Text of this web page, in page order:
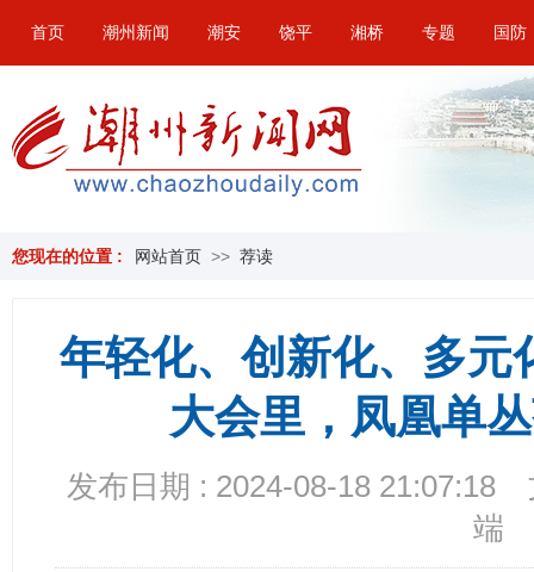
首页 潮州新闻 潮安 饶平 湘桥 专题 国防
您现在的位置 : 网站首页 >> 荐读
年轻化、创新化、多元
大会里，凤凰单
发布日期 : 2024-08-18 21:07:18
端